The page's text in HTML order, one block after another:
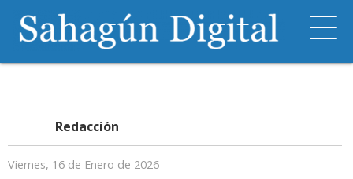
Redacción
Viernes, 16 de Enero de 2026